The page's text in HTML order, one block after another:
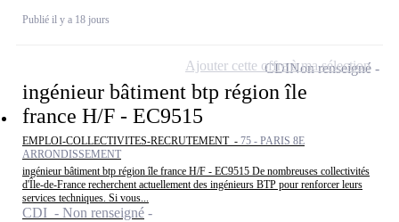
Publié il y a 18 jours
ingénieur bâtiment btp région île
france H/F - EC9515
EMPLOI-COLLECTIVITES-RECRUTEMENT - 75 - PARIS 8E
ARRONDISSEMENT
ingénieur bâtiment btp région île france H/F - EC9515 De nombreuses collectivités
d'Île-de-France recherchent actuellement des ingénieurs BTP pour renforcer leurs
services techniques. Si vous...
CDI - Non renseigné
CDINon renseigné
Ajouter cette offre à ma sélection